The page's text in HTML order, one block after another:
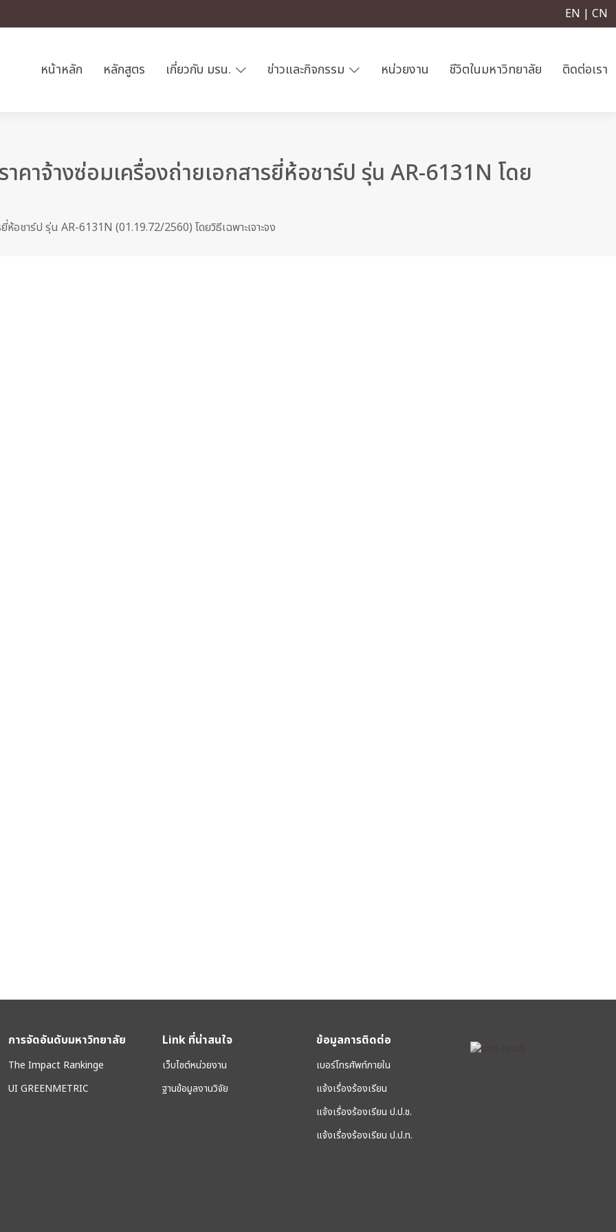
EN | CN
หน้าหลัก หลักสูตร เกี่ยวกับ มรน. ข่าวและกิจกรรม หน่วยงาน ชีวิตในมหาวิทยาลัย ติดต่อเรา
าคาจ้างซ่อมเครื่องถ่ายเอกสารยี่ห้อชาร์ป รุ่น AR-6131N โดย
ห้อชาร์ป รุ่น AR-6131N (01.19.72/2560) โดยวิธีเฉพาะเจาะจง
การจัดอันดับมหาวิทยาลัย
The Impact Rankinge
UI GREENMETRIC
Link ที่น่าสนใจ
เว็บไซต์หน่วยงาน
ฐานข้อมูลงานวิจัย
ข้อมูลการติดต่อ
เบอร์โทรศัพท์ภายใน
แจ้งเรื่องร้องเรียน
แจ้งเรื่องร้องเรียน ป.ป.ช.
แจ้งเรื่องร้องเรียน ป.ป.ท.